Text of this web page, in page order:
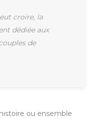
croire, la
dédiée aux
de
ou ensemble